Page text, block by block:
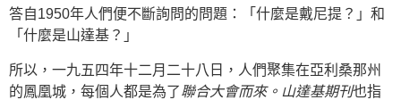
答自1950年人們便不斷詢問的問題：「什麼是戴尼提？」和
「什麼是山達基？」
所以，一九五四年十二月二十八日，人們聚集在亞利桑那州
的鳳凰城，每個人都是為了聯合大會而來。 山達基期刊也指